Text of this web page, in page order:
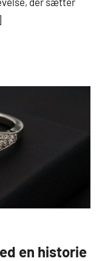
en historie